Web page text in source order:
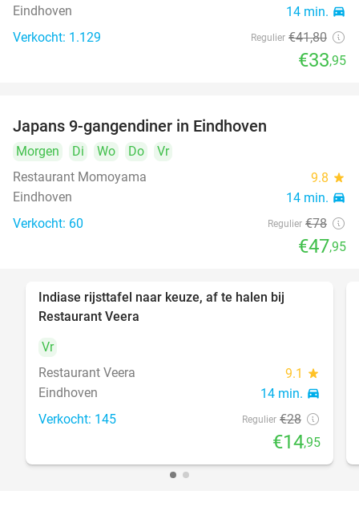
Eindhoven 14 min. directions_car
Verkocht: 1.129 Regulier €41,80
€33,95
Japans 9-gangendiner in Eindhoven
Morgen Di Wo Do
Vr
Restaurant Momoyama
9.8 star
Eindhoven 14 min. directions_car
Verkocht: 60 Regulier €78
€47,95
Indiase rijsttafel naar keuze, af te halen bij
Restaurant Veera
Vr
Restaurant Veera
9.1 star
Eindhoven 14 min. directions_car
Verkocht: 145 Regulier €28
€14,95